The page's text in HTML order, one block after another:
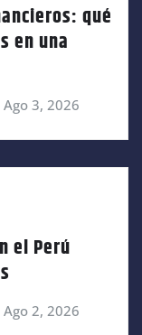
qué
en una
Ago 3, 2026
el Perú
Ago 2, 2026